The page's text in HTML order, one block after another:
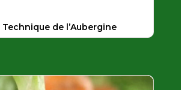
Technique de l’Aubergine